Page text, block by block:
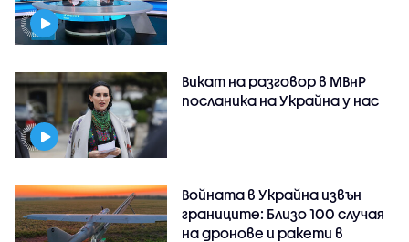
Викат на разговор в МВнР
посланика на Украйна у нас
Войната в Украйна извън
границите: Близо 100 случая
на дронове и ракети в